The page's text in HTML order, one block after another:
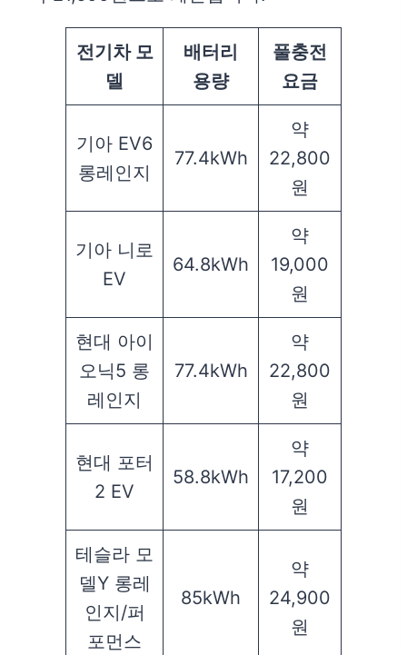
전기차 모
델
배터리
용량
풀충전
요금
기아 EV6
롱레인지
77.4kWh
약
22,800
원
기아 니로
EV
64.8kWh
약
19,000
원
현대 아이
오닉5 롱
레인지
77.4kWh
약
22,800
원
현대 포터
2 EV
58.8kWh
약
17,200
원
테슬라 모
델Y 롱레
인지/퍼
포먼스
85kWh
약
24,900
원